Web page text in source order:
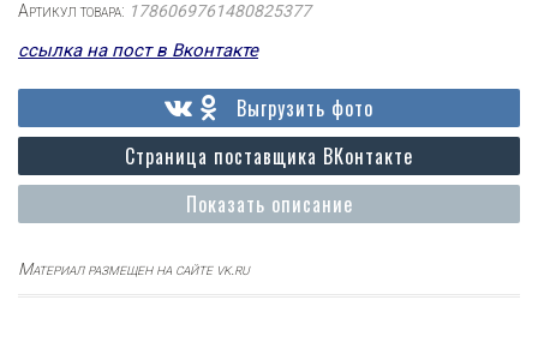
Артикул товара: 1786069761480825377
ссылка на пост в Вконтакте
Показать описание
Страница поставщика ВКонтакте
Выгрузить фото
Материал размещен на сайте vk.ru